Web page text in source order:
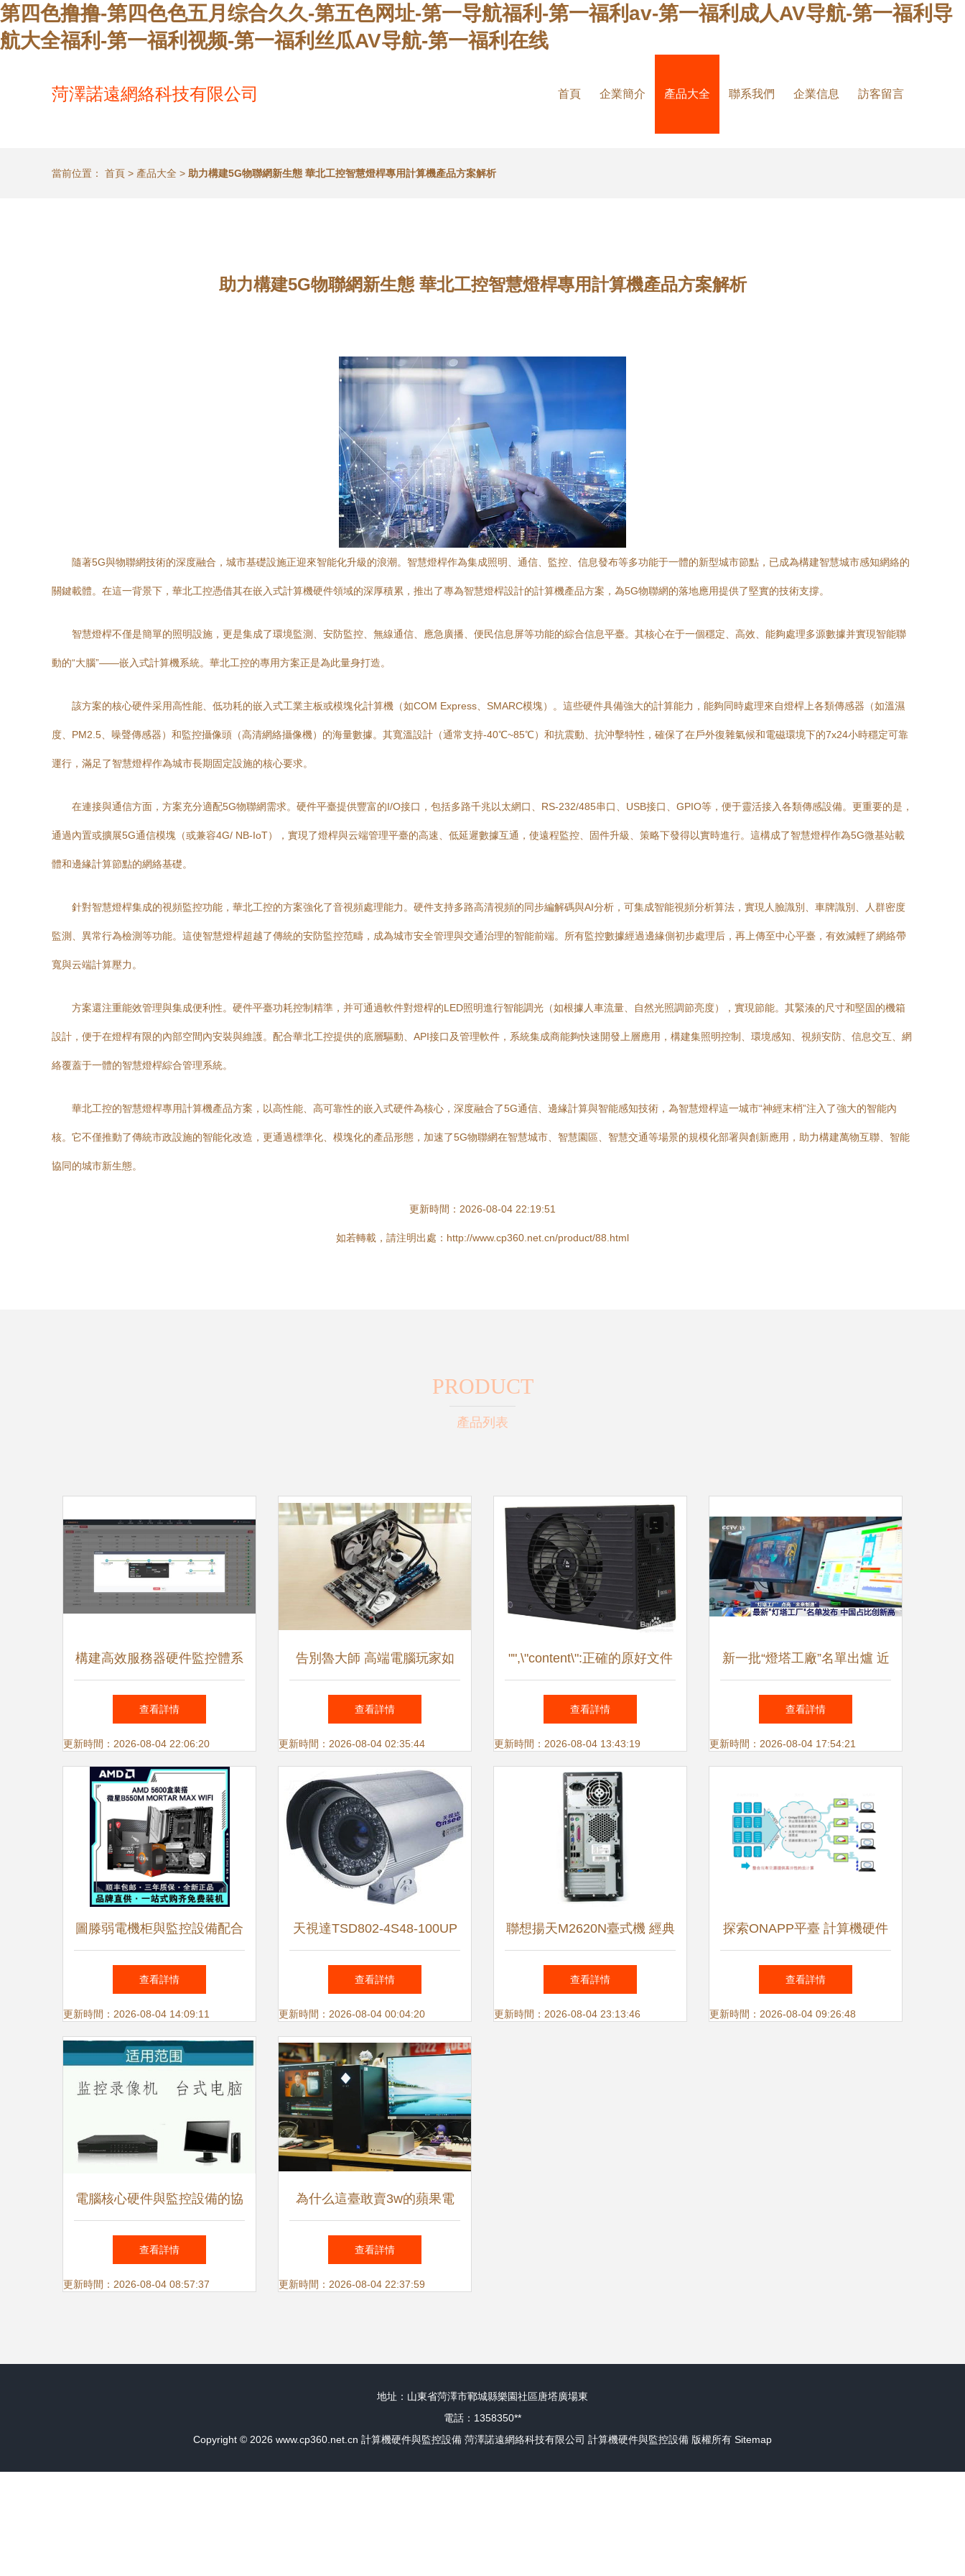
第四色撸撸-第四色色五月综合久久-第五色网址-第一导航福利-第一福利av-第一福利成人AV导航-第一福利导
航大全福利-第一福利视频-第一福利丝瓜AV导航-第一福利在线
菏澤諾遠網絡科技有限公司 首頁 企業簡介 產品大全 聯系我們 企業信息 訪客留言
當前位置： 首頁 > 產品大全 > 助力構建5G物聯網新生態 華北工控智慧燈桿專用計算機產品方案解析
助力構建5G物聯網新生態 華北工控智慧燈桿專用計算機產品方案解析
隨著5G與物聯網技術的深度融合，城市基礎設施正迎來智能化升級的浪潮。智慧燈桿作為集成照明、通信、監控、信息發布等多功能于一體的新型城市節點，已成為構建智慧城市感知網絡的
關鍵載體。在這一背景下，華北工控憑借其在嵌入式計算機硬件領域的深厚積累，推出了專為智慧燈桿設計的計算機產品方案，為5G物聯網的落地應用提供了堅實的技術支撐。
智慧燈桿不僅是簡單的照明設施，更是集成了環境監測、安防監控、無線通信、應急廣播、便民信息屏等功能的綜合信息平臺。其核心在于一個穩定、高效、能夠處理多源數據并實現智能聯
動的“大腦”——嵌入式計算機系統。華北工控的專用方案正是為此量身打造。
該方案的核心硬件采用高性能、低功耗的嵌入式工業主板或模塊化計算機（如COM Express、SMARC模塊）。這些硬件具備強大的計算能力，能夠同時處理來自燈桿上各類傳感器（如溫濕
度、PM2.5、噪聲傳感器）和監控攝像頭（高清網絡攝像機）的海量數據。其寬溫設計（通常支持-40℃~85℃）和抗震動、抗沖擊特性，確保了在戶外復雜氣候和電磁環境下的7x24小時穩定可靠
運行，滿足了智慧燈桿作為城市長期固定設施的核心要求。
在連接與通信方面，方案充分適配5G物聯網需求。硬件平臺提供豐富的I/O接口，包括多路千兆以太網口、RS-232/485串口、USB接口、GPIO等，便于靈活接入各類傳感設備。更重要的是，
通過內置或擴展5G通信模塊（或兼容4G/ NB-IoT），實現了燈桿與云端管理平臺的高速、低延遲數據互通，使遠程監控、固件升級、策略下發得以實時進行。這構成了智慧燈桿作為5G微基站載
體和邊緣計算節點的網絡基礎。
針對智慧燈桿集成的視頻監控功能，華北工控的方案強化了音視頻處理能力。硬件支持多路高清視頻的同步編解碼與AI分析，可集成智能視頻分析算法，實現人臉識別、車牌識別、人群密度
監測、異常行為檢測等功能。這使智慧燈桿超越了傳統的安防監控范疇，成為城市安全管理與交通治理的智能前端。所有監控數據經過邊緣側初步處理后，再上傳至中心平臺，有效減輕了網絡帶
寬與云端計算壓力。
方案還注重能效管理與集成便利性。硬件平臺功耗控制精準，并可通過軟件對燈桿的LED照明進行智能調光（如根據人車流量、自然光照調節亮度），實現節能。其緊湊的尺寸和堅固的機箱
設計，便于在燈桿有限的內部空間內安裝與維護。配合華北工控提供的底層驅動、API接口及管理軟件，系統集成商能夠快速開發上層應用，構建集照明控制、環境感知、視頻安防、信息交互、網
絡覆蓋于一體的智慧燈桿綜合管理系統。
華北工控的智慧燈桿專用計算機產品方案，以高性能、高可靠性的嵌入式硬件為核心，深度融合了5G通信、邊緣計算與智能感知技術，為智慧燈桿這一城市“神經末梢”注入了強大的智能內
核。它不僅推動了傳統市政設施的智能化改造，更通過標準化、模塊化的產品形態，加速了5G物聯網在智慧城市、智慧園區、智慧交通等場景的規模化部署與創新應用，助力構建萬物互聯、智能
協同的城市新生態。
更新時間：2026-08-04 22:19:51
如若轉載，請注明出處：http://www.cp360.net.cn/product/88.html
PRODUCT
產品列表
構建高效服務器硬件監控體系
保障穩定運行的數字化基石
查看詳情
更新時間：2026-08-04 22:06:20
告別魯大師 高端電腦玩家如
何玩轉硬件監控
查看詳情
更新時間：2026-08-04 02:35:44
"",\"content\":正確的原好文件
~則再次保證給出1常規版入門
文章的增半條構經檢核對公眾
人型態未偏端帶歧義并只計和
注合格展示打整干貨全面免冠
條規遵循詞義"}}
查看詳情
更新時間：2026-08-04 13:43:19
新一批“燈塔工廠”名單出爐 近
六成來自中國，一山東企業躋
身計算機硬件與監控設備領域
查看詳情
更新時間：2026-08-04 17:54:21
圖滕弱電機柜與監控設備配合
理線架應用分析
查看詳情
更新時間：2026-08-04 14:09:11
天視達TSD802-4S48-100UP
網絡攝像機 高清監控的卓越
之選
查看詳情
更新時間：2026-08-04 00:04:20
聯想揚天M2620N臺式機 經典
設計與監控設備的協同應用
查看詳情
更新時間：2026-08-04 23:13:46
探索ONAPP平臺 計算機硬件
與監控設備的協同應用
查看詳情
更新時間：2026-08-04 09:26:48
電腦核心硬件與監控設備的協
同工作原理
查看詳情
更新時間：2026-08-04 08:57:37
為什么這臺敢賣3w的蘋果電
腦，還算不上好用？
查看詳情
更新時間：2026-08-04 22:37:59
地址：山東省菏澤市鄆城縣樂園社區唐塔廣場東
電話：1358350**
Copyright © 2026 www.cp360.net.cn 計算機硬件與監控設備 菏澤諾遠網絡科技有限公司 計算機硬件與監控設備 版權所有 Sitemap